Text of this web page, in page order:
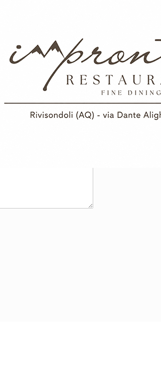
La prima pagina
dell’edizione in edicola
L’edizione completa di
Primo Piano Molise del 7